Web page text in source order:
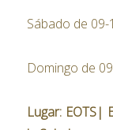
Sábado de
Domingo de
Lugar: EOTS|